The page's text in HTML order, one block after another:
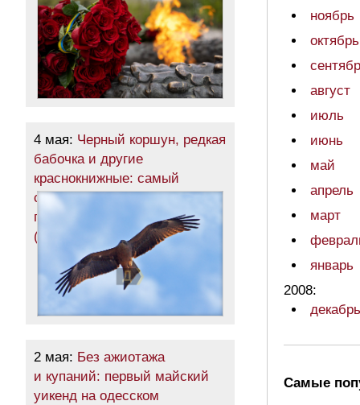
4 мая: Черный коршун, редкая
бабочка и другие
краснокнижные: самый
северный район Одесчины
пробудился после зимы
(фоторепортаж)
2 мая: Без ажиотажа
и купаний: первый майский
уикенд на одесском
ноябрь
октябрь
август
июль
июнь
май
апрель
март
январь
2008:
декабрь
Самые